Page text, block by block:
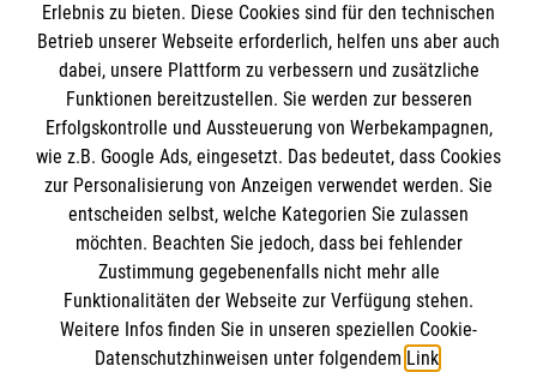
Erlebnis zu bieten. Diese Cookies sind für den technischen
Betrieb unserer Webseite erforderlich, helfen uns aber auch
dabei, unsere Plattform zu verbessern und zusätzliche
Funktionen bereitzustellen. Sie werden zur besseren
Erfolgskontrolle und Aussteuerung von Werbekampagnen,
wie z.B. Google Ads, eingesetzt. Das bedeutet, dass Cookies
zur Personalisierung von Anzeigen verwendet werden. Sie
entscheiden selbst, welche Kategorien Sie zulassen
möchten. Beachten Sie jedoch, dass bei fehlender
Zustimmung gegebenenfalls nicht mehr alle
Funktionalitäten der Webseite zur Verfügung stehen.
Weitere Infos finden Sie in unseren speziellen Cookie-
Datenschutzhinweisen unter folgendem Link.